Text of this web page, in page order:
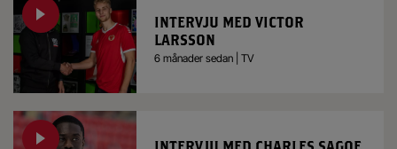
INTERVJU MED VICTOR
LARSSON
6 månader sedan | TV